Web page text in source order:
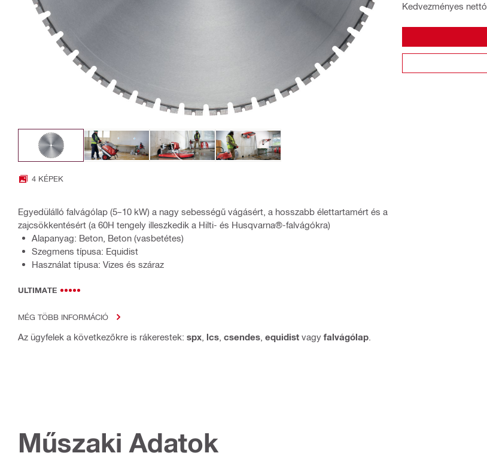
4 KÉPEK
Egyedülálló falvágólap (5–10 kW) a nagy sebességű vágásért, a hosszabb élettartamért és a
zajcsökkentésért (a 60H tengely illeszkedik a Hilti- és Husqvarna®-falvágókra)
Alapanyag: Beton, Beton (vasbetétes)
Szegmens típusa: Equidist
Használat típusa: Vizes és száraz
ULTIMATE
MÉG TÖBB INFORMÁCIÓ
Az ügyfelek a következőkre is rákerestek: spx lcs csendes equidist vagy falvágólap
Kedvezményes nettó
Műszaki Adatok